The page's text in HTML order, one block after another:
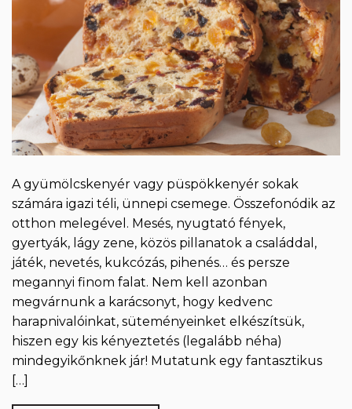
A gyümölcskenyér vagy püspökkenyér sokak
számára igazi téli, ünnepi csemege. Összefonódik az
otthon melegével. Mesés, nyugtató fények,
gyertyák, lágy zene, közös pillanatok a családdal,
játék, nevetés, kukcózás, pihenés… és persze
megannyi finom falat. Nem kell azonban
megvárnunk a karácsonyt, hogy kedvenc
harapnivalóinkat, süteményeinket elkészítsük,
hiszen egy kis kényeztetés (legalább néha)
mindegyikőnknek jár! Mutatunk egy fantasztikus
[…]